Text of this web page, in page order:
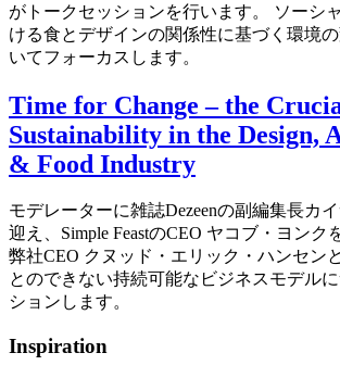
がトークセッションを行います。 ソーシ
ける食とデザインの関係性に基づく環境
いてフォーカスします。
Time for Change – the
Sustainability in the Design,
& Food Industry
モデレーターに雑誌Dezeenの副編集長カ
迎え、Simple FeastのCEO ヤコブ・ヨンク
弊社CEO クヌッド・エリック・ハンセン
とのできない持続可能なビジネスモデル
ションします。
Inspiration